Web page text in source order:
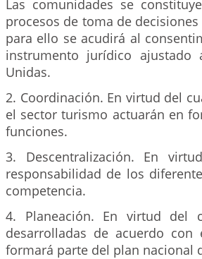
Las comunidades se
procesos de toma de
para ello se acudirá al
instrumento jurídico ajustado
Unidas.
2. Coordinación. En virtud del
el sector turismo actuarán en
funciones.
3. Descentralización. En
responsabilidad de los
competencia.
4. Planeación. En virtud del
desarrolladas de acuerdo
formará parte del plan nacional